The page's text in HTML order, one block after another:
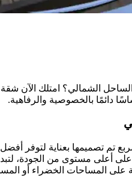
الشمالي؟ امتلك الآن شقة
دائمًا بالخصوصية والرفاهية.
أعلى مستوى من الجودة،
على المساحات الخضراء أو